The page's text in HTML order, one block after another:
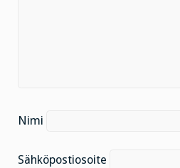
Nimi
Sähköpostiosoite